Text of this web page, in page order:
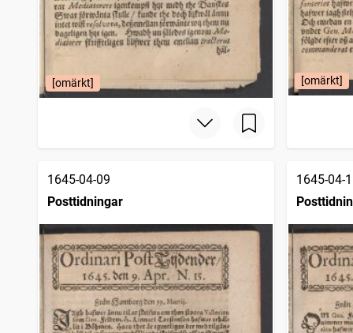
[omärkt] [omärkt]
1645-04-09
Posttidningar
1645-04-